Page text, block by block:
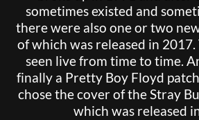
sometimes existed and
there were also one or two
of which was released in 2017.
seen live from time to time.
finally a Pretty Boy Floyd
chose the cover of the Stray
which was released